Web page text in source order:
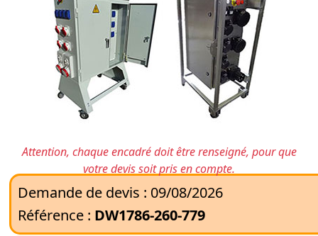
Attention, chaque encadré doit être renseigné, pour que
votre devis soit pris en compte.
Demande de devis : 09/08/2026
Référence : DW1786-260-779